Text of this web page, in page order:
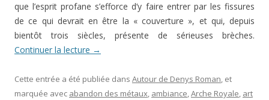
que l’esprit profane s’efforce d’y faire entrer par les fissures
de ce qui devrait en être la « couverture », et qui, depuis
bientôt trois siècles, présente de sérieuses brèches.
Continuer la lecture →
Cette entrée a été publiée dans Autour de Denys Roman, et
marquée avec abandon des métaux, ambiance,Arche Royale, art